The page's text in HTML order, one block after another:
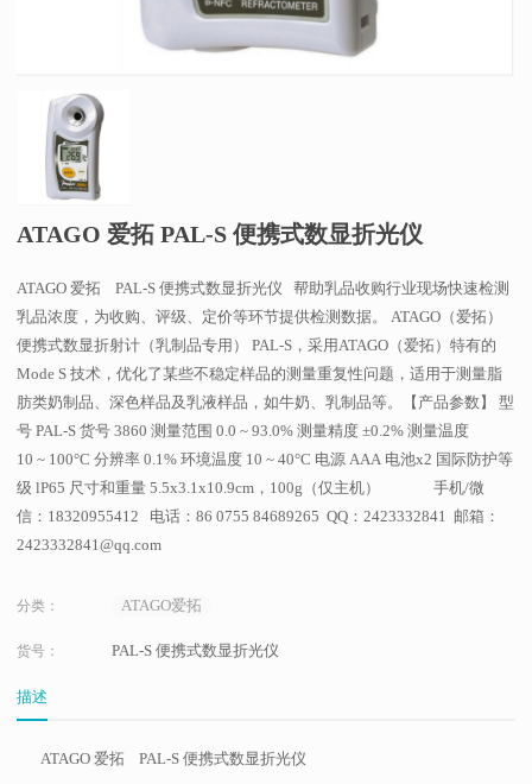
ATAGO 爱拓 PAL-S 便携式数显折光仪
ATAGO 爱拓 PAL-S 便携式数显折光仪 帮助乳品收购行业现场快速检测
乳品浓度，为收购、评级、定价等环节提供检测数据。 ATAGO（爱拓）
便携式数显折射计（乳制品专用） PAL-S，采用ATAGO（爱拓）特有的
Mode S 技术，优化了某些不稳定样品的测量重复性问题，适用于测量脂
肪类奶制品、深色样品及乳液样品，如牛奶、乳制品等。【产品参数】 型
号 PAL-S 货号 3860 测量范围 0.0 ~ 93.0% 测量精度 ±0.2% 测量温度
10 ~ 100°C 分辨率 0.1% 环境温度 10 ~ 40°C 电源 AAA 电池x2 国际防护等
级 lP65 尺寸和重量 5.5x3.1x10.9cm，100g（仅主机） 手机/微
信：18320955412 电话：86 0755 84689265 QQ：2423332841 邮箱：
2423332841@qq.com
分类： ATAGO爱拓
货号： PAL-S 便携式数显折光仪
描述
ATAGO 爱拓 PAL-S 便携式数显折光仪